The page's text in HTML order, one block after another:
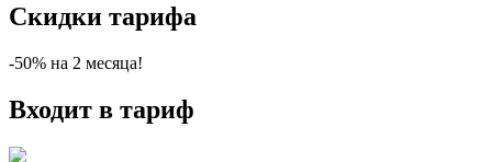
Скидки тарифа
-50% на 2 месяца!
Входит в тариф